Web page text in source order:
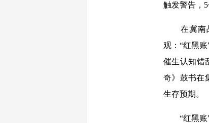
触发警告，
在冀南战
观：“红黑
催生认知错
奇》鼓书在
生存预期。
“红黑账”